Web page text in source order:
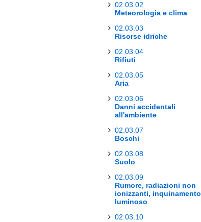
02.03.02
Meteorologia e clima
02.03.03
Risorse idriche
02.03.04
Rifiuti
02.03.05
Aria
02.03.06
Danni accidentali
all'ambiente
02.03.07
Boschi
02.03.08
Suolo
02.03.09
Rumore, radiazioni non
ionizzanti, inquinamento
luminoso
02.03.10